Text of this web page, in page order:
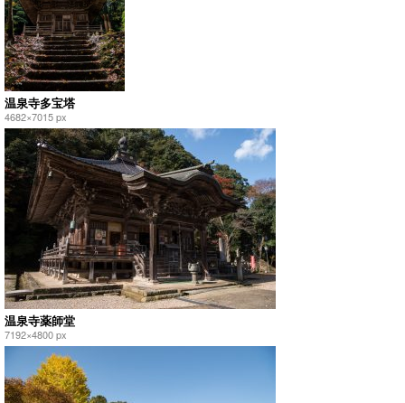
温泉寺多宝塔
4682×7015 px
温泉寺薬師堂
7192×4800 px